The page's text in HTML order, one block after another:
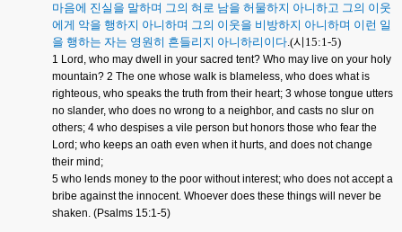
마음에 진실을 말하며 그의 혀로 남을 허물하지 아니하고 그의 이웃
에게 악을 행하지 아니하며 그의 이웃을 비방하지 아니하며 이런 일
을 행하는 자는 영원히 흔들리지 아니하리이다.(시 15:1-5)
1 Lord, who may dwell in your sacred tent? Who may live on your holy
mountain? 2 The one whose walk is blameless, who does what is
righteous, who speaks the truth from their heart; 3 whose tongue utters
no slander, who does no wrong to a neighbor, and casts no slur on
others; 4 who despises a vile person but honors those who fear the
Lord; who keeps an oath even when it hurts, and does not change
their mind;
5 who lends money to the poor without interest; who does not accept a
bribe against the innocent. Whoever does these things will never be
shaken. (Psalms 15:1-5)